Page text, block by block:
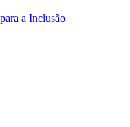
a Inclusão